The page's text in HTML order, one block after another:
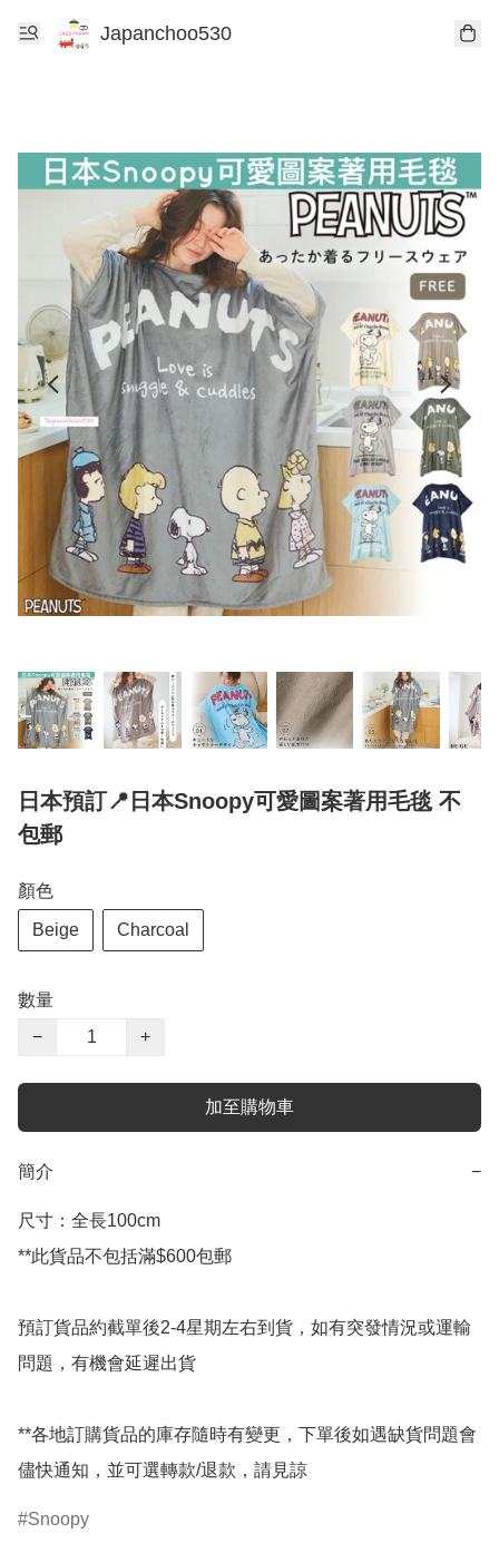
Japanchoo530
日本預訂📍日本Snoopy可愛圖案著用毛毯 不
包郵
顏色
Beige Charcoal
數量
−
+
加至購物車
簡介 −
尺寸：全長100cm
**此貨品不包括滿$600包郵
預訂貨品約截單後2-4星期左右到貨，如有突發情況或運輸
問題，有機會延遲出貨
**各地訂購貨品的庫存隨時有變更，下單後如遇缺貨問題會
儘快通知，並可選轉款/退款，請見諒
Snoopy